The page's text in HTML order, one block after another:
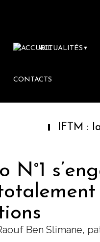
ACTUALITÉS ▼
CONTACTS
IFTM :
N°1
Ben Slimane,